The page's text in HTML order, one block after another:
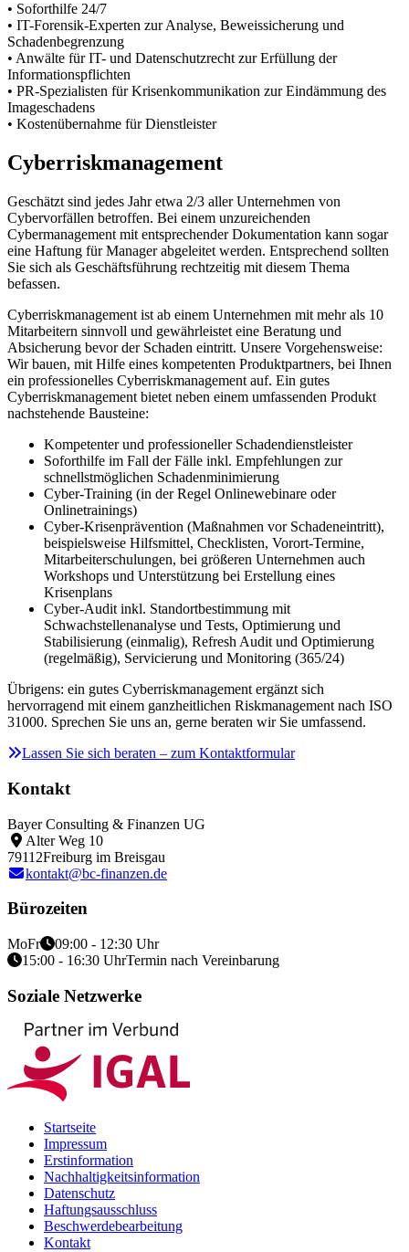
• Soforthilfe 24/7
• IT-Forensik-Experten zur Analyse, Beweissicherung und
Schadenbegrenzung
• Anwälte für IT- und Datenschutzrecht zur Erfüllung der
Informationspflichten
• PR-Spezialisten für Krisenkommunikation zur Eindämmung des
Imageschadens
• Kostenübernahme für Dienstleister
Cyberriskmanagement
Geschätzt sind jedes Jahr etwa 2/3 aller Unternehmen von
Cybervorfällen betroffen. Bei einem unzureichenden
Cybermanagement mit entsprechender Dokumentation kann sogar
eine Haftung für Manager abgeleitet werden. Entsprechend sollten
Sie sich als Geschäftsführung rechtzeitig mit diesem Thema
befassen.
Cyberriskmanagement ist ab einem Unternehmen mit mehr als 10
Mitarbeitern sinnvoll und gewährleistet eine Beratung und
Absicherung bevor der Schaden eintritt. Unsere Vorgehensweise:
Wir bauen, mit Hilfe eines kompetenten Produktpartners, bei Ihnen
ein professionelles Cyberriskmanagement auf. Ein gutes
Cyberriskmanagement bietet neben einem umfassenden Produkt
nachstehende Bausteine:
Kompetenter und professioneller Schadendienstleister
Soforthilfe im Fall der Fälle inkl. Empfehlungen zur
schnellstmöglichen Schadenminimierung
Cyber-Training (in der Regel Onlinewebinare oder
Onlinetrainings)
Cyber-Krisenprävention (Maßnahmen vor Schadeneintritt),
beispielsweise Hilfsmittel, Checklisten, Vorort-Termine,
Mitarbeiterschulungen, bei größeren Unternehmen auch
Workshops und Unterstützung bei Erstellung eines
Krisenplans
Cyber-Audit inkl. Standortbestimmung mit
Schwachstellenanalyse und Tests, Optimierung und
Stabilisierung (einmalig), Refresh Audit und Optimierung
(regelmäßig), Servicierung und Monitoring (365/24)
Übrigens: ein gutes Cyberriskmanagement ergänzt sich
hervorragend mit einem ganzheitlichen Riskmanagement nach ISO
31000. Sprechen Sie uns an, gerne beraten wir Sie umfassend.
Lassen Sie sich beraten – zum Kontaktformular
Kontakt
Bayer Consulting & Finanzen UG
Alter Weg 10
79112Freiburg im Breisgau
kontakt@bc-finanzen.de
Bürozeiten
MoFr
09:00 - 12:30 Uhr
15:00 - 16:30 UhrTermin nach Vereinbarung
Soziale Netzwerke
Startseite
Impressum
Erstinformation
Nachhaltigkeitsinformation
Datenschutz
Haftungsausschluss
Beschwerdebearbeitung
Kontakt